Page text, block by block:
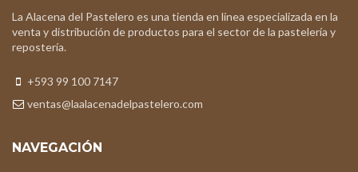
La Alacena del Pastelero es una tienda en línea especializada en la
venta y distribución de productos para el sector de la pastelería y
repostería.
+593 99 100 7147
ventas@laalacenadelpastelero.com
NAVEGACIÓN